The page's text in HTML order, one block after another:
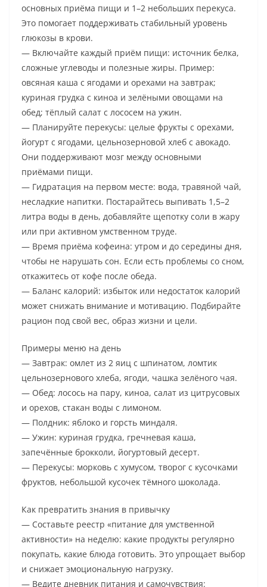
основных приёма пищи и 1–2 небольших перекуса.
Это помогает поддерживать стабильный уровень
глюкозы в крови.
— Включайте каждый приём пищи: источник белка,
сложные углеводы и полезные жиры. Пример:
овсяная каша с ягодами и орехами на завтрак;
куриная грудка с киноа и зелёными овощами на
обед; тёплый салат с лососем на ужин.
— Планируйте перекусы: целые фрукты с орехами,
йогурт с ягодами, цельнозерновой хлеб с авокадо.
Они поддерживают мозг между основными
приёмами пищи.
— Гидратация на первом месте: вода, травяной чай,
несладкие напитки. Постарайтесь выпивать 1,5–2
литра воды в день, добавляйте щепотку соли в жару
или при активном умственном труде.
— Время приёма кофеина: утром и до середины дня,
чтобы не нарушать сон. Если есть проблемы со сном,
откажитесь от кофе после обеда.
— Баланс калорий: избыток или недостаток калорий
может снижать внимание и мотивацию. Подбирайте
рацион под свой вес, образ жизни и цели.
Примеры меню на день
— Завтрак: омлет из 2 яиц с шпинатом, ломтик
цельнозернового хлеба, ягоди, чашка зелёного чая.
— Обед: лосось на пару, киноа, салат из цитрусовых
и орехов, стакан воды с лимоном.
— Полдник: яблоко и горсть миндаля.
— Ужин: куриная грудка, гречневая каша,
запечённые брокколи, йогуртовый десерт.
— Перекусы: морковь с хумусом, творог с кусочками
фруктов, небольшой кусочек тёмного шоколада.
Как превратить знания в привычку
— Составьте реестр «питание для умственной
активности» на неделю: какие продукты регулярно
покупать, какие блюда готовить. Это упрощает выбор
и снижает эмоциональную нагрузку.
— Ведите дневник питания и самочувствия: